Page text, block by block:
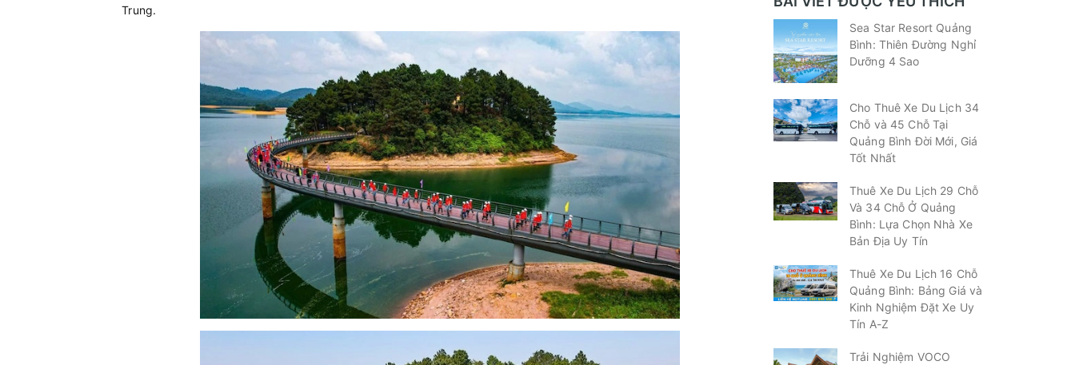
Trung.
Sea Star Resort Quảng
Bình: Thiên Đường Nghỉ
Dưỡng 4 Sao
Cho Thuê Xe Du Lịch 34
Chỗ và 45 Chỗ Tại
Quảng Bình Đời Mới, Giá
Tốt Nhất
Thuê Xe Du Lịch 29 Chỗ
Và 34 Chỗ Ở Quảng
Bình: Lựa Chọn Nhà Xe
Bản Địa Uy Tín
Thuê Xe Du Lịch 16 Chỗ
Quảng Bình: Bảng Giá và
Kinh Nghiệm Đặt Xe Uy
Tín A-Z
Trải Nghiệm VOCO